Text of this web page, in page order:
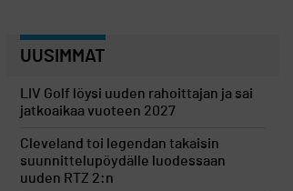
UUSIMMAT
LIV Golf löysi uuden rahoittajan ja sai
jatkoaikaa vuoteen 2027
Cleveland toi legendan takaisin
suunnittelupöydälle luodessaan
uuden RTZ 2:n